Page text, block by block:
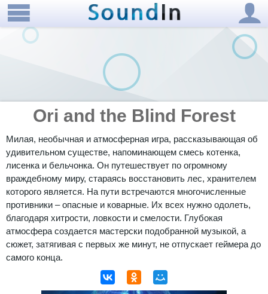
Ori and the Blind Forest
Милая, необычная и атмосферная игра, рассказывающая об
удивительном существе, напоминающем смесь котенка,
лисенка и бельчонка. Он путешествует по огромному
враждебному миру, стараясь восстановить лес, хранителем
которого является. На пути встречаются многочисленные
противники – опасные и коварные. Их всех нужно одолеть,
благодаря хитрости, ловкости и смелости. Глубокая
атмосфера создается мастерски подобранной музыкой, а
сюжет, затягивая с первых же минут, не отпускает геймера до
самого конца.